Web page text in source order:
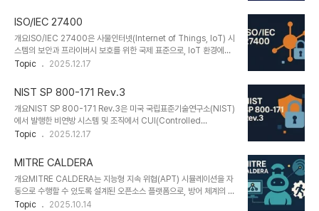
헌팅알려지지 않은 위협도 ..
게 합니다. CERT, CSIRT, SOC, 군/정부기관 등 다양한 보안 조직
에서 활용됩니다.1. 개념 및 정의 항목 내용 비고 정의사이버 위협 인텔
리전스를 수집, 분석, 공유하는 오픈소스 플랫폼EU 지원 프로젝트로
시작됨목적위협 정보 공유를 통한 협력 강화 및 보안 대응 효율화자동
화된 인텔리전스 처리필요성고도화된 사이버 공격에 대응하기 위한
소스..
ISO/IEC 27400
개요ISO/IEC 27400은 사물인터넷(Internet of Things, IoT) 시
스템의 보안과 프라이버시 보호를 위한 국제 표준으로, IoT 환경에서
발생할 수 있는 보안 위협을 식별하고 이에 대응하기 위한 가이드라인
다양한 이해관계자들이 신뢰할 수 있는 보안 기반을 수립하도록 지원
합니다.1. 개념 및 정의 항목 내용 정의IoT 시스템 보안과 개인정보 보
호를 위한 국제 표준목적IoT 생태계 전반의 보안 요구사항 정의 및 리
스크 기반 대응필요성스마트 디바이스 확산에 따른 보안 사고 증가에
대응 필요2. 주요 특징특징설명차별점보안 및 프라이버시 통합 접근
성 확..
Topic 2025.12.17
NIST SP 800-171 Rev.3
개요NIST SP 800-171 Rev.3은 미국 국립표준기술연구소(NIST)
에서 발행한 비연방 시스템 및 조직에서 CUI(Controlled
Unclassified Information)를 보호하기 위한 보안 요구사항 문서
NIST SP 800-53과의 정합성을 높이며, 보안 성숙도를 위한 기준
을 명확히 제시합니다.1. 개념 및 정의 항목 내용 정의비연방 기관이
CUI를 처리하거나 저장할 때 필요한 보안 요구사항을 제시한 표준목
적연방 계약 및 공급망에서 CUI의 무단 접근, 유출, 손상 방지필요성
정부 데이터 보호 및 사이버 공격 대응 역량 강화를 위한 규제적 요구
Topic 2025.12.17
MITRE CALDERA
개요MITRE CALDERA는 지능형 지속 위협(APT) 시뮬레이션을 자
동으로 수행할 수 있도록 설계된 오픈소스 플랫폼으로, 방어 체계의 취
약점 평가 및 대응 역량 강화를 위한 강력한 도구입니다. 실제 공격자
Topic 2025.10.14